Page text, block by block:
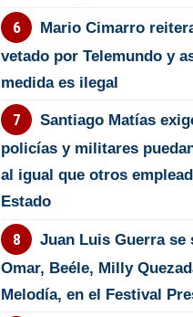
Mario Cimarro
vetado por Telemundo y
medida es ilegal
Santiago Matías
policías y militares
al igual que otros
Estado
Juan Luis Guerra se
Omar, Beéle, Milly
Melodía, en el Festival